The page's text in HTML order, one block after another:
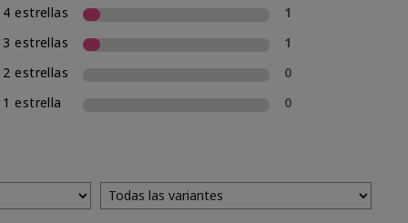
4 estrellas
1
3 estrellas
1
2 estrellas
0
1 estrella
0